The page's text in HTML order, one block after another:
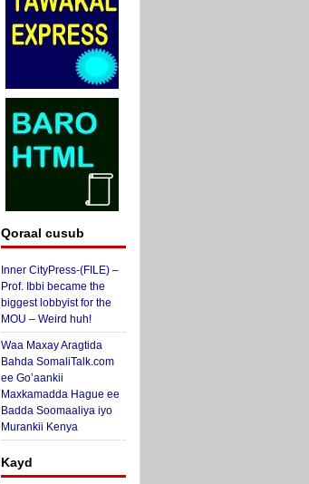
Qoraal cusub
Inner CityPress-(FILE) –
Prof. Ibbi became the
biggest lobbyist for the
MOU – Weird huh!
Waa Maxay Aragtida
Bahda SomaliTalk.com
ee Go’aankii
Maxkamadda Hague ee
Badda Soomaaliya iyo
Murankii Kenya
Kayd